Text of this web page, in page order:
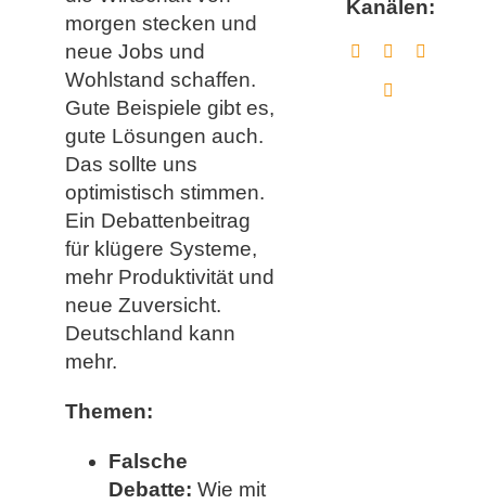
morgen stecken und
neue Jobs und
Wohlstand schaffen.
Gute Beispiele gibt es,
gute Lösungen auch.
Das sollte uns
optimistisch stimmen.
Ein Debattenbeitrag
für klügere Systeme,
mehr Produktivität und
neue Zuversicht.
Deutschland kann
mehr.
Themen:
Falsche
Debatte: Wie mit
Kanälen: